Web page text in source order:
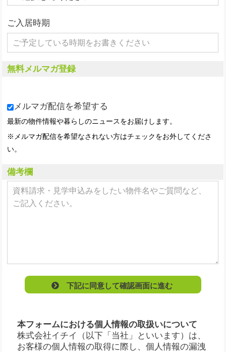
ご入居時期
無料メルマガ登録
メルマガ配信を希望する
最新の物件情報や暮らしのニュースをお届けします。
※メルマガ配信を希望なされない方はチェックをお外してくださ
い。
備考欄
下記に同意して確認画面に進む
本フォームにおける個人情報の取扱いについて
株式会社イチイ（以下「当社」といいます）は、
お客様の個人情報の取得に際し、個人情報の漏洩